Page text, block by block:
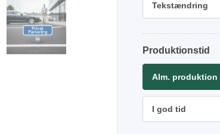
Tekstændring
Produktionstid
Alm. produktion
I god tid